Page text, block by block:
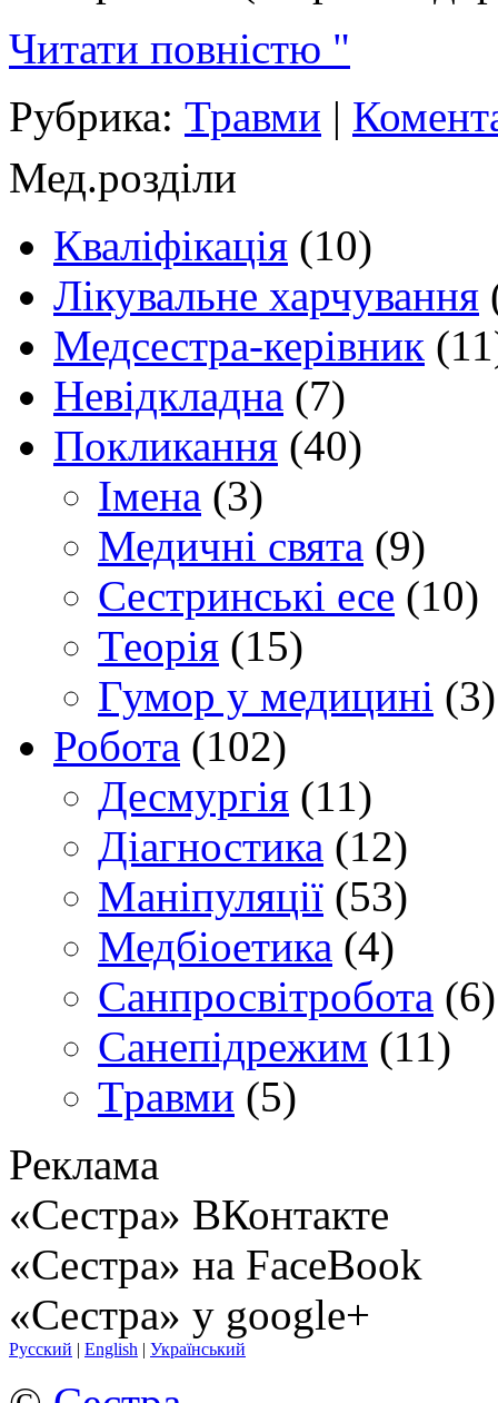
Читати повністю "
Рубрика: Травми |
Мед.розділи
Кваліфікація (10)
Лікувальне харчування
Медсестра-керівник
Невідкладна (7)
Покликання (40)
Імена (3)
Медичні свята (9)
Сестринські есе (10)
Теорія (15)
Гумор у медицині (3)
Робота (102)
Десмургія (11)
Діагностика (12)
Маніпуляції (53)
Медбіоетика (4)
Санпросвітробота (6)
Санепідрежим (11)
Травми (5)
Реклама
«Сестра» ВКонтакте
«Сестра» на FaceBook
«Сестра» у google+
Русский | English | Український